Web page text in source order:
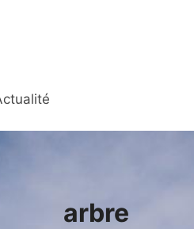
arbre